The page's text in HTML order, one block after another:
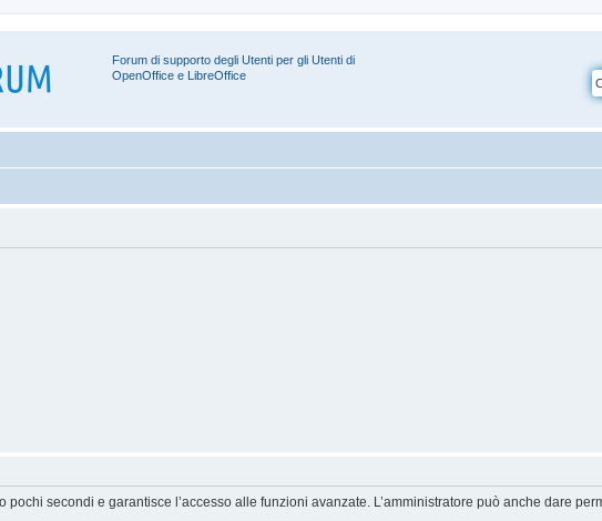
Forum di supporto degli Utenti per gli Utenti di
OpenOffice e LibreOffice
secondi e garantisce l’accesso alle funzioni avanzate. L’amministratore può anche dare